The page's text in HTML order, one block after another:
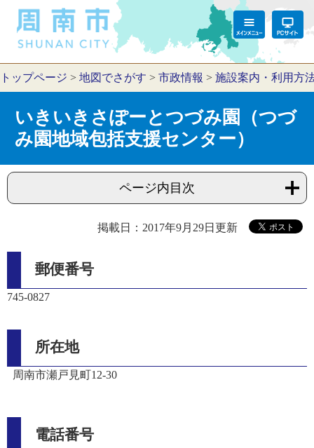
トップページ > 地図でさがす > 市政情報 > 施設案内・利用方
いきいきさぽーとつづみ園（つづ
み園地域包括支援センター）
ページ内目次
掲載日：2017年9月29日更新
郵便番号
745-0827
所在地
周南市瀬戸見町12-30
電話番号